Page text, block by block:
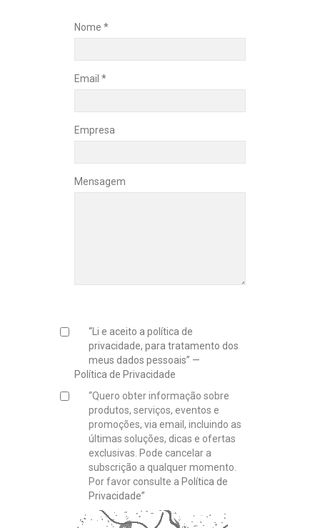
Nome *
Email *
Empresa
Mensagem
“Li e aceito a política de
privacidade, para tratamento dos
meus dados pessoais” —
Política de Privacidade
“Quero obter informação sobre
produtos, serviços, eventos e
promoções, via email, incluindo as
últimas soluções, dicas e ofertas
exclusivas. Pode cancelar a
subscrição a qualquer momento.
Por favor consulte a Política de
Privacidade”